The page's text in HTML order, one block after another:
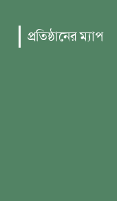
প্রতিষ্ঠানের ম্যাপ